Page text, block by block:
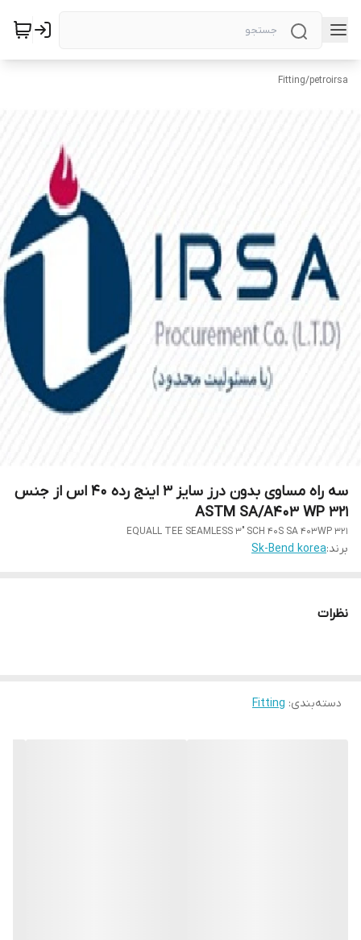
petroirsa
/
Fitting
سه راه مساوی بدون درز سایز 3 اینج رده 40 اس از جنس
ASTM SA/A403 WP 321
EQUALL TEE SEAMLESS 3" SCH 40S SA 403WP 321
برند:Sk-Bend korea
نظرات
دسته‌بندی:
Fitting